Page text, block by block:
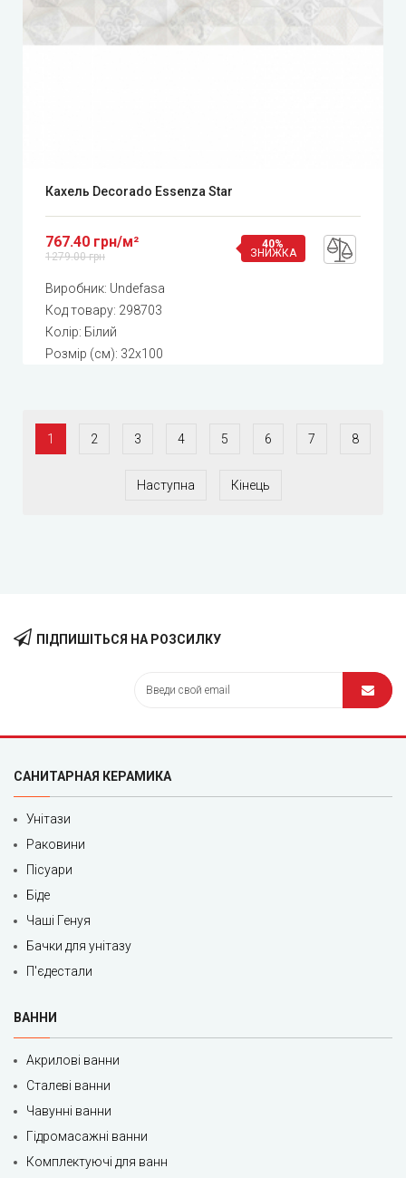
Кахель Decorado Essenza Star
767.40 грн/м²
1279.00 грн
40%
ЗНИЖКА
Виробник: Undefasa
Код товару: 298703
Колір: Білий
Розмір (см): 32x100
1 2 3 4 5 6 7 8
Наступна Кінець
ПІДПИШІТЬСЯ НА РОЗСИЛКУ
САНИТАРНАЯ КЕРАМИКА
Унітази
Раковини
Пісуари
Біде
Чаші Генуя
Бачки для унітазу
П'єдестали
ВАННИ
Акрилові ванни
Сталеві ванни
Чавунні ванни
Гідромасажні ванни
Комплектуючі для ванн